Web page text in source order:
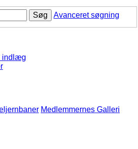
Søg Avanceret søgning
indlæg
Medlemmernes Galleri